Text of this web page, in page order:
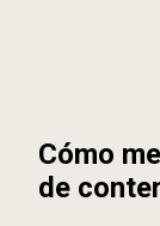
Cómo
de